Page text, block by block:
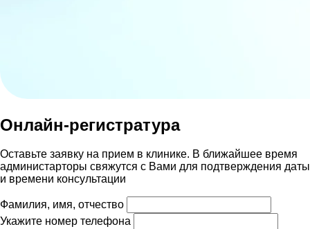
Онлайн-регистратура
Оставьте заявку на прием в клинике. В ближайшее время
администарторы свяжутся с Вами для подтверждения даты
и времени консультации
Фамилия, имя, отчество
Укажите номер телефона